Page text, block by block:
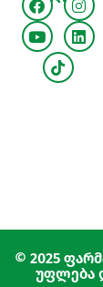
© 2025
უფლება